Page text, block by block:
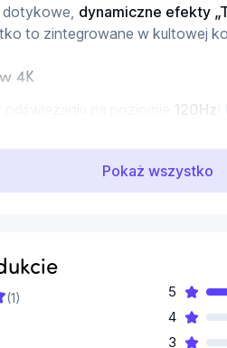
dynamiczne efekty
to zintegrowane w kultowej
4K
120Hz
120 klatkach na sekundę.
gry na PlayStation 5,
promieni
graczy w wirtualny świat.
który sprawia wrażenie
Pokaż wszystko
(1) 5
4
3